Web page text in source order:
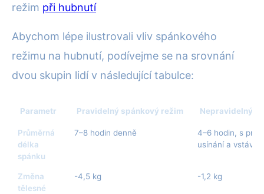
režim při hubnutí
Abychom lépe ilustrovali vliv spánkového
režimu na hubnutí, podívejme se na srovnání
dvou skupin lidí v následující tabulce:
Parametr Pravidelný spánkový režim Nepravidelný
Průměrná
délka
spánku
7–8 hodin denně
4–6 hodin, s
usínání a vstávání
Změna
tělesné
-4,5 kg -1,2 kg